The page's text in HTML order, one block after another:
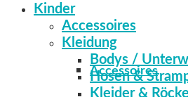
Accessoires
Kinder
Accessoires
Kleidung
Bodys /
Hosen &
Kleider & Röcke